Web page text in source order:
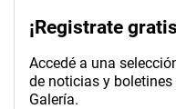
¡Registrate
Accedé a una
de noticias y
Galería.